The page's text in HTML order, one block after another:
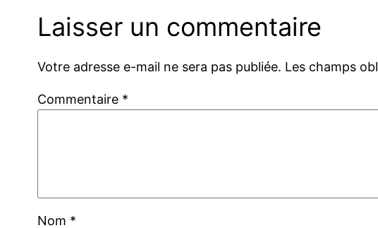
Laisser un commentaire
Votre adresse e-mail ne sera pas publiée. Les champs
Commentaire *
Nom *